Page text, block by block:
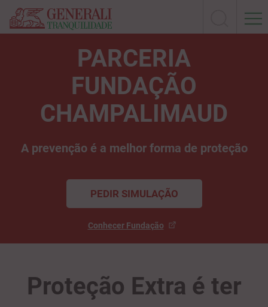
PARCERIA
FUNDAÇÃO
CHAMPALIMAUD
A prevenção é a melhor forma de proteção
PEDIR SIMULAÇÃO
Conhecer Fundação
Proteção Extra é ter